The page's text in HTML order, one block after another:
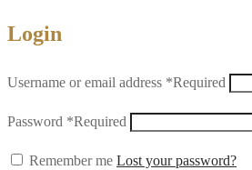
Login
Username or email address *Required
Password *Required
Remember me Lost your password?